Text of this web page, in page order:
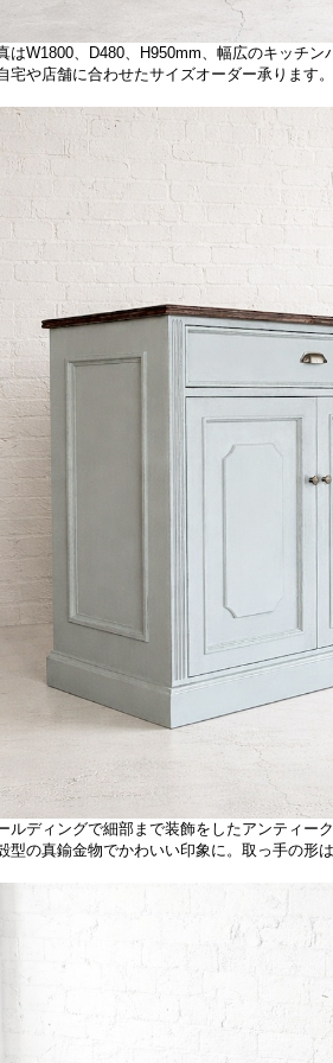
はW1800、D480、H950mm、幅広のキッチン
宅や店舗に合わせたサイズオーダー承ります。
ルディングで細部まで装飾をしたアンティー
型の真鍮金物でかわいい印象に。取っ手の形